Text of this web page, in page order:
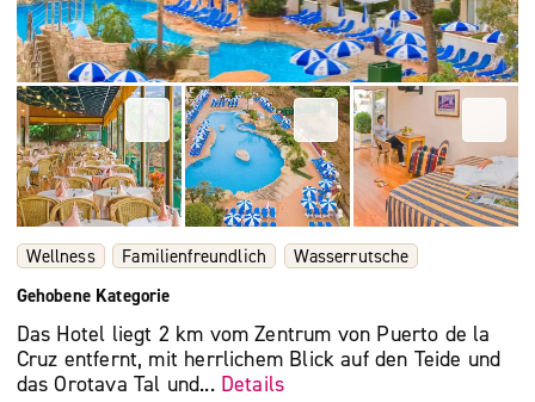
Wellness Familienfreundlich
Wasserrutsche
Gehobene Kategorie
Das Hotel liegt 2 km vom Zentrum von Puerto de la
Cruz entfernt, mit herrlichem Blick auf den Teide und
das Orotava Tal und... Details